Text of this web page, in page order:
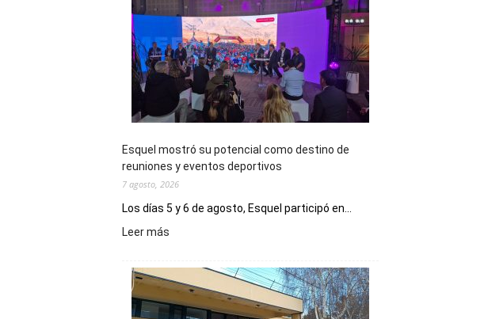
Esquel mostró su potencial como destino de
reuniones y eventos deportivos
7 agosto, 2026
Los días 5 y 6 de agosto, Esquel participó en...
Leer más
su
potencial
como